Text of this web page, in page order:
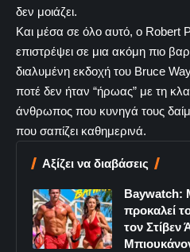
δεν μοιάζει.
Και μέσα σε όλο αυτό, ο Robert
επιστρέψει σε μια ακόμη πιο
διαλυμένη εκδοχή του Bruce
ποτέ δεν ήταν “ήρωας” με τη
άνθρωπος που κυνηγά τους
που σαπίζει καθημερινά.
Αξίζει να διαβάσεις
Baywatch:
προκαλεί
τον Στίβεν